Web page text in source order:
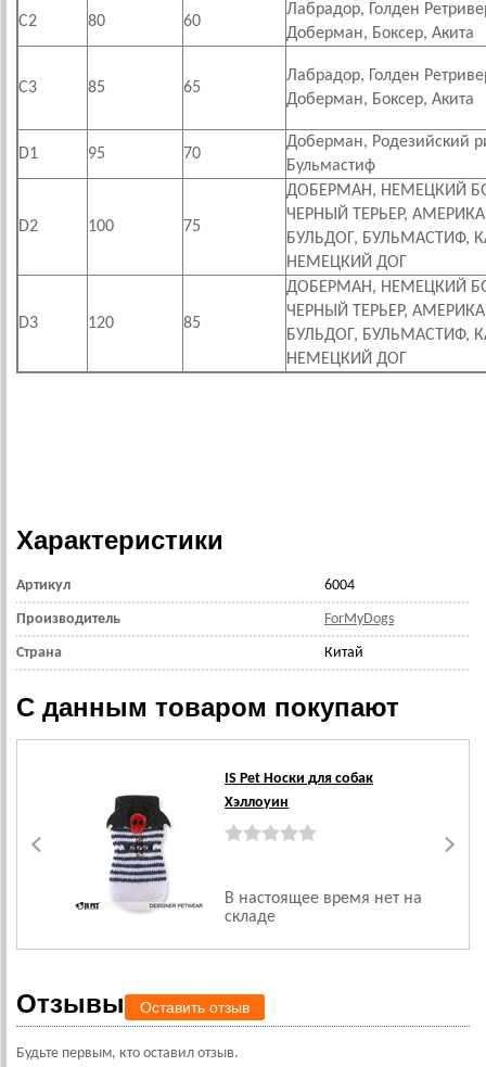
C2 80 60
Лабрадор, Голден
Доберман, Боксер, Акита
С3 85 65
Лабрадор, Голден
Доберман, Боксер, Акита
D1 95 70
Доберман, Родезийский
Бульмастиф
D2 100 75
ДОБЕРМАН, НЕМЕЦКИЙ
ЧЕРНЫЙ ТЕРЬЕР,
БУЛЬДОГ, БУЛЬМАСТИФ,
НЕМЕЦКИЙ ДОГ
D3 120 85
ДОБЕРМАН, НЕМЕЦКИЙ
ЧЕРНЫЙ ТЕРЬЕР,
БУЛЬДОГ, БУЛЬМАСТИФ,
НЕМЕЦКИЙ ДОГ
Характеристики
Артикул 6004
Производитель ForMyDogs
Страна Китай
С данным товаром покупают
IS Pet Носки для собак
Хэллоуин
В настоящее время нет на
складе
Отзывы Оставить отзыв
Будьте первым, кто оставил отзыв.